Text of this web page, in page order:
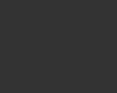
styler & Dryer Straight &